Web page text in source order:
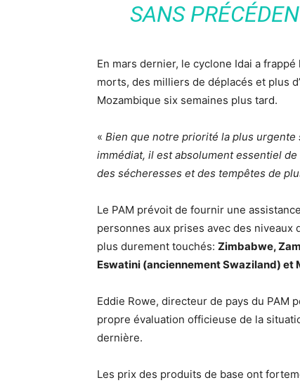
SANS
En mars dernier, le cyclone Idai a
morts, des milliers de déplacés et plus
Mozambique six semaines plus tard.
« Bien que notre priorité la plus urgente
immédiat, il est absolument essentiel
des sécheresses et des tempêtes de
Le PAM prévoit de fournir une
personnes aux prises avec des niveaux
plus durement touchés: Zimbabwe,
Eswatini (anciennement Swaziland) et
Eddie Rowe, directeur de pays du PAM
propre évaluation officieuse de la
dernière.
Les prix des produits de base ont